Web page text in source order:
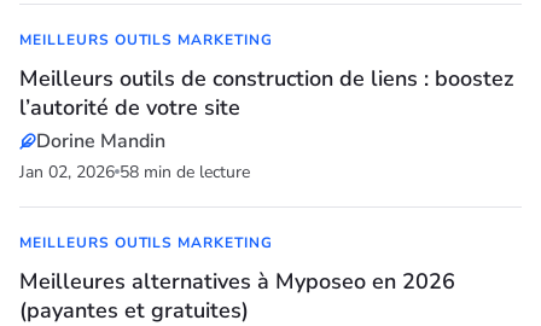
MEILLEURS OUTILS MARKETING
Meilleurs outils de construction de liens : boostez
l’autorité de votre site
Dorine Mandin
Jan 02, 2026 58 min de lecture
MEILLEURS OUTILS MARKETING
Meilleures alternatives à Myposeo en 2026
(payantes et gratuites)